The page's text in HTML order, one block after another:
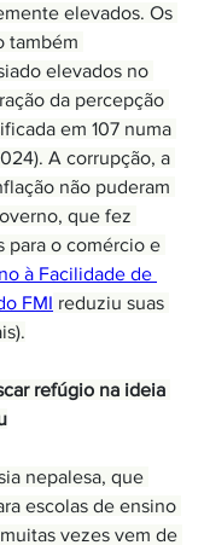
elevados. Os
também
elevados no
da percepção
em 107 numa
A corrupção, a
não puderam
que fez
para o comércio e
à Facilidade de
FMI reduziu suas
refúgio na ideia
nepalesa, que
escolas de ensino
vezes vem de